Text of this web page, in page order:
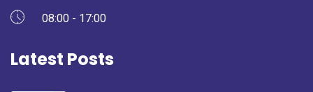
08:00 - 17:00
Latest Posts